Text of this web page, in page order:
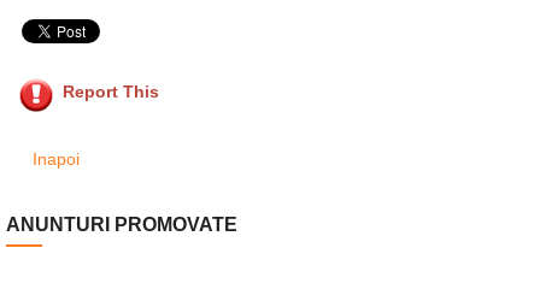
Report This
Inapoi
ANUNTURI PROMOVATE